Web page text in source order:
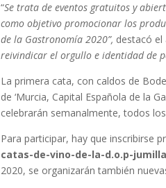
“Se trata de eventos gratuitos y
como objetivo promocionar los
de la Gastronomía 2020”, destacó el
reivindicar el orgullo e identidad de
La primera cata, con caldos de
de ‘Murcia, Capital Española de la
celebrarán semanalmente, todos
Para participar, hay que inscribirse
catas-de-vino-de-la-d.o.p-
2020, se organizarán también